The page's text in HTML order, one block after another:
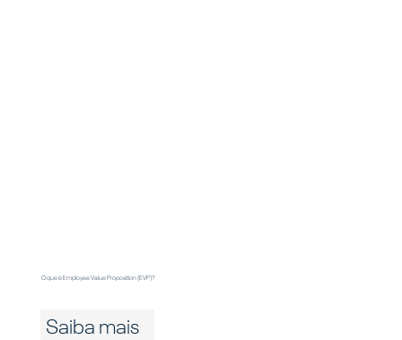
O que é Employee Value Proposition (EVP)?
Saiba mais